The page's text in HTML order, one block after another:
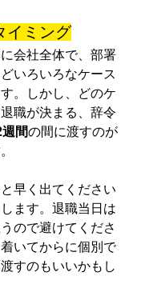
イミング
会社全体で、部署
いろいろなケース
。しかし、どのケ
職が決まる、辞令
間の間に渡すのが
早く出てください
ます。退職当日は
ので避けてくださ
いてからに個別で
すのもいいかもし